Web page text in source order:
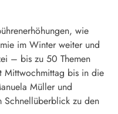
wie
im Winter weiter und
– bis zu 50 Themen
Mittwochmittag bis in die
Müller und
Schnellüberblick zu den